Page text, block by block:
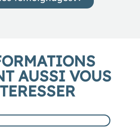
AUSSI VOUS